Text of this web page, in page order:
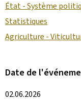
État - Système
Statistiques
Agriculture -
Date de
02.06.2026